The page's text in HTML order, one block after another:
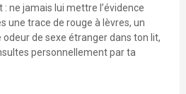
ne jamais lui mettre l’évidence
une trace de rouge à lèvres, un
de sexe étranger dans ton lit,
personnellement par ta